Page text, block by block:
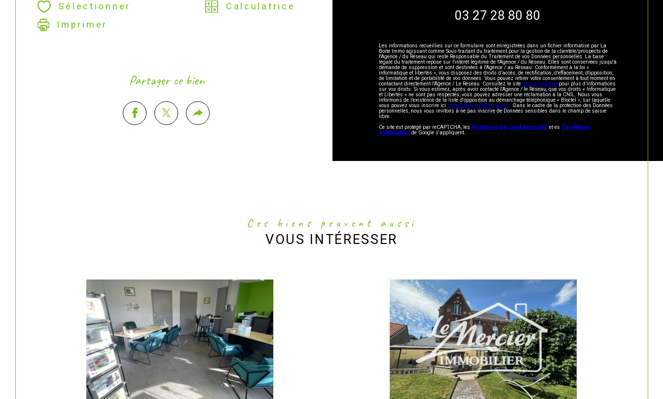
Sélectionner
Calculatrice
Imprimer
Partager ce bien
03 27 28 80 80
Les informations recueillies sur ce formulaire sont enregistrées dans un fichier informatisé par La
Boite Immo agissant comme Sous-traitant du traitement pour la gestion de la clientèle/prospects de
l'Agence / du Réseau qui reste Responsable du Traitement de vos Données personnelles. La base
légale du traitement repose sur l'intérêt légitime de l'Agence / du Réseau. Elles sont conservées jusqu'à
demande de suppression et sont destinées à l'Agence / au Réseau. Conformément à la loi «
informatique et libertés », vous disposez des droits d’accès, de rectification, d’effacement, d’opposition,
de limitation et de portabilité de vos données. Vous pouvez retirer votre consentement à tout moment en
contactant directement l’Agence / Le Réseau. Consultez le site https://cnil.fr/frpour plus d’informations
sur vos droits. Si vous estimez, après avoir contacté l'Agence / le Réseau, que vos droits « Informatique
et Libertés » ne sont pas respectés, vous pouvez adresser une réclamation à la CNIL. Nous vous
informons de l’existence de la liste d'opposition au démarchage téléphonique « Bloctel », sur laquelle
vous pouvez vous inscrire ici : https://www.bloctel.gouv.fr. Dans le cadre de la protection des Données
personnelles, nous vous invitons à ne pas inscrire de Données sensibles dans le champ de saisie
libre.
Ce site est protégé par reCAPTCHA, les Politiques de Confidentialité et es Conditions
d'utilisation de Google s'appliquent.
Ces biens peuvent aussi
VOUS INTÉRESSER